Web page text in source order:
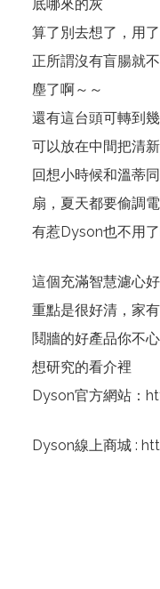
底哪來的灰
算了別去想了，用
正所謂沒有盲腸就
塵了啊～～
還有這台頭可轉到
可以放在中間把清
回想小時候和溫蒂
扇，夏天都要偷調
有惹Dyson也不用
這個充滿智慧濾心
重點是很好清，家
鬩牆的好產品你不
想研究的看介裡
Dyson官方網站：
Dyson線上商城 :